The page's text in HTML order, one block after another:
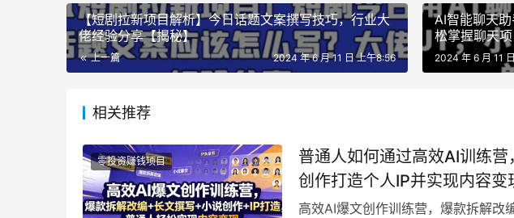
【短剧拉新项目解析】今日话题文案撰写技巧，行业大
佬经验分享【揭秘】
上一篇 2024 年 6 月 11 日 上午8:56
AI智能聊天
松掌握聊天
2024 年 6 月 11
相关推荐
零投资赚钱项目
普通人如何通过高效AI训练
创作打造个人IP并实现内容变
高效AI爆文创作训练营，爆款拆解